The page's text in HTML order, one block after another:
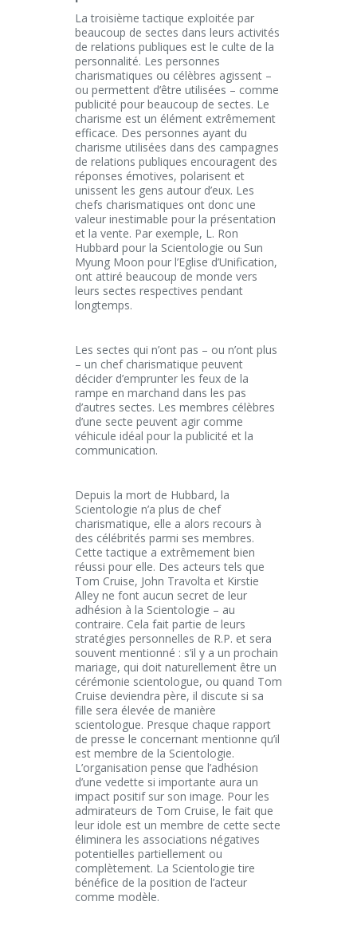
La troisième tactique exploitée par
beaucoup de sectes dans leurs activités
de relations publiques est le culte de la
personnalité. Les personnes
charismatiques ou célèbres agissent –
ou permettent d’être utilisées – comme
publicité pour beaucoup de sectes. Le
charisme est un élément extrêmement
efficace. Des personnes ayant du
charisme utilisées dans des campagnes
de relations publiques encouragent des
réponses émotives, polarisent et
unissent les gens autour d’eux. Les
chefs charismatiques ont donc une
valeur inestimable pour la présentation
et la vente. Par exemple, L. Ron
Hubbard pour la Scientologie ou Sun
Myung Moon pour l’Eglise d’Unification,
ont attiré beaucoup de monde vers
leurs sectes respectives pendant
longtemps.
Les sectes qui n’ont pas – ou n’ont plus
– un chef charismatique peuvent
décider d’emprunter les feux de la
rampe en marchand dans les pas
d’autres sectes. Les membres célèbres
d’une secte peuvent agir comme
véhicule idéal pour la publicité et la
communication.
Depuis la mort de Hubbard, la
Scientologie n’a plus de chef
charismatique, elle a alors recours à
des célébrités parmi ses membres.
Cette tactique a extrêmement bien
réussi pour elle. Des acteurs tels que
Tom Cruise, John Travolta et Kirstie
Alley ne font aucun secret de leur
adhésion à la Scientologie – au
contraire. Cela fait partie de leurs
stratégies personnelles de R.P. et sera
souvent mentionné : s’il y a un prochain
mariage, qui doit naturellement être un
cérémonie scientologue, ou quand Tom
Cruise deviendra père, il discute si sa
fille sera élevée de manière
scientologue. Presque chaque rapport
de presse le concernant mentionne qu’il
est membre de la Scientologie.
L’organisation pense que l’adhésion
d’une vedette si importante aura un
impact positif sur son image. Pour les
admirateurs de Tom Cruise, le fait que
leur idole est un membre de cette secte
éliminera les associations négatives
potentielles partiellement ou
complètement. La Scientologie tire
bénéfice de la position de l’acteur
comme modèle.